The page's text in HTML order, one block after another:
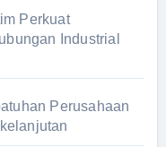
Perkuat
Industrial
Perusahaan